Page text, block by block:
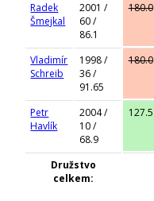
Radek
Šmejkal
2001 /
60 /
86.1
180.0
Vladimír
Schreib
1998 /
36 /
91.65
180.0
Petr
Havlík
2004 /
10 /
68.9
127.5
Družstvo
celkem: